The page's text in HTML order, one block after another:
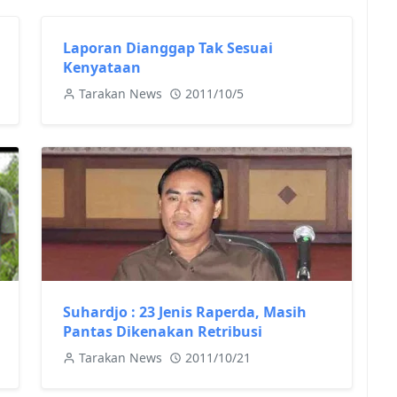
Laporan Dianggap Tak Sesuai
Kenyataan
Tarakan News 2011/10/5
Suhardjo : 23 Jenis Raperda, Masih
Pantas Dikenakan Retribusi
Tarakan News 2011/10/21